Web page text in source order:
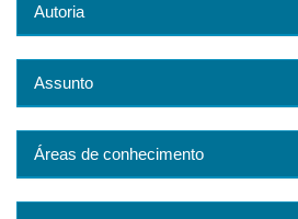
Autoria
Assunto
Áreas de conhecimento